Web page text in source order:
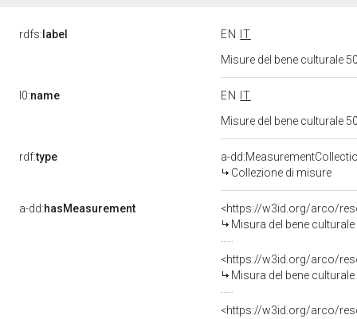
rdfs: label EN
IT
Misure del bene culturale
l0:name EN
IT
Misure del bene culturale
rdf:type
a-
Collezione di misure
a-dd:hasMeasurement
<https://w3id.org/arco/
Misura del bene
<https://w3id.org/arco/
Misura del bene
<https://w3id.org/arco/